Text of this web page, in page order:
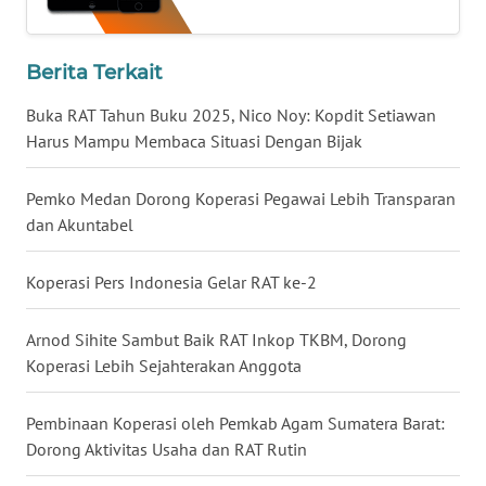
Berita Terkait
Buka RAT Tahun Buku 2025, Nico Noy: Kopdit Setiawan
Harus Mampu Membaca Situasi Dengan Bijak
Pemko Medan Dorong Koperasi Pegawai Lebih Transparan
dan Akuntabel
Koperasi Pers Indonesia Gelar RAT ke-2
Arnod Sihite Sambut Baik RAT Inkop TKBM, Dorong
Koperasi Lebih Sejahterakan Anggota
Pembinaan Koperasi oleh Pemkab Agam Sumatera Barat:
Dorong Aktivitas Usaha dan RAT Rutin
WN
JATENG
WN
NUSANTARA
WN
WN
WN